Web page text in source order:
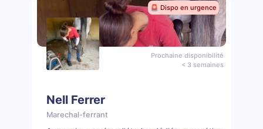
🚨 Dispo en urgence
Prochaine disponibilité
< 3 semaines
Nell Ferrer
Marechal-ferrant